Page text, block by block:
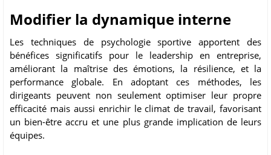
Modifier la dynamique interne
Les techniques de psychologie sportive apportent des
bénéfices significatifs pour le leadership en entreprise,
améliorant la maîtrise des émotions, la résilience, et la
performance globale. En adoptant ces méthodes, les
dirigeants peuvent non seulement optimiser leur propre
efficacité mais aussi enrichir le climat de travail, favorisant
un bien-être accru et une plus grande implication de leurs
équipes.